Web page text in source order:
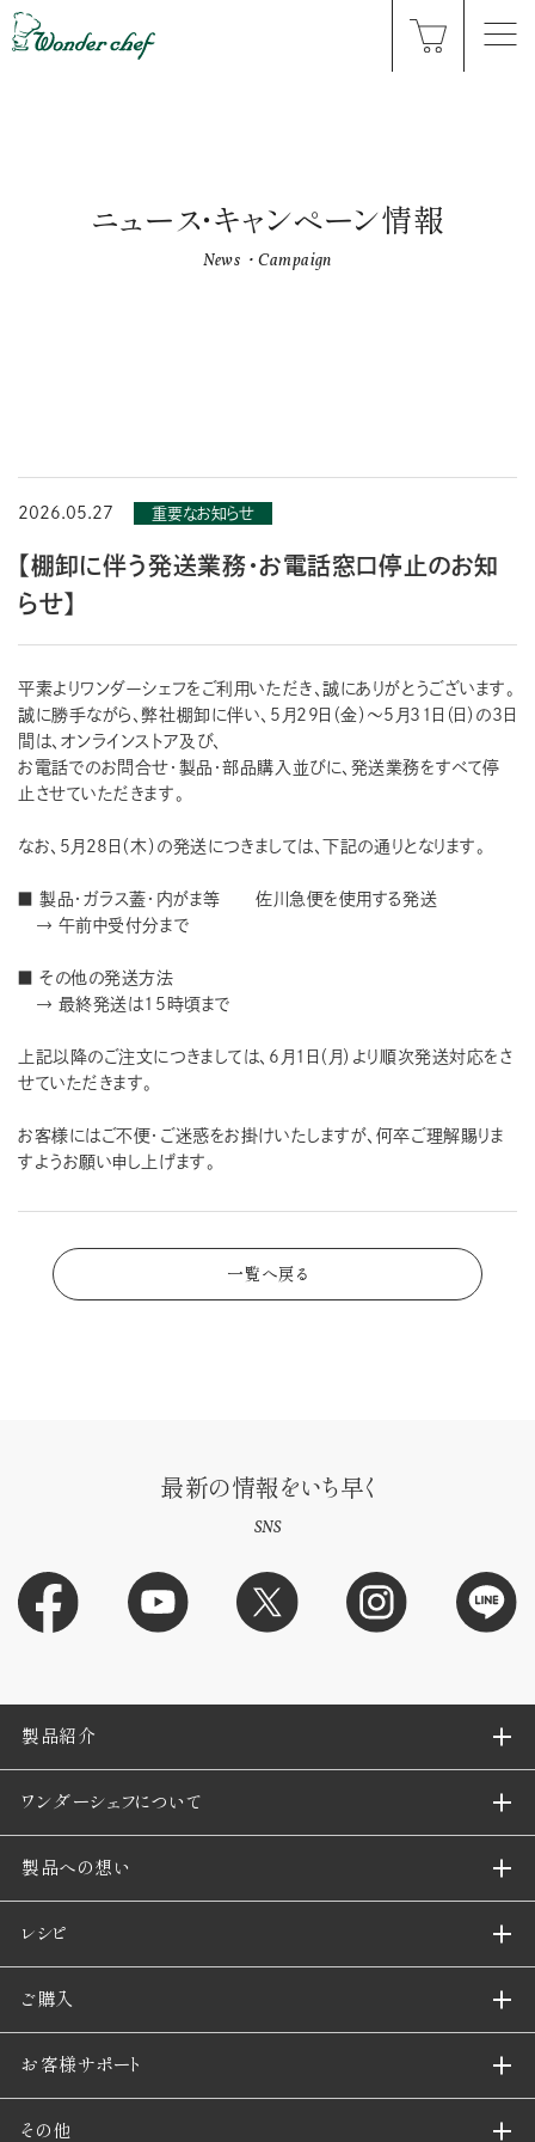
ニュース・キャンペーン情報
News・Campaign
2026.05.27 重要なお知らせ
【棚卸に伴う発送業務・お電話窓口停止のお知
らせ】
平素よりワンダーシェフをご利用いただき、誠にありがとうございます。
誠に勝手ながら、弊社棚卸に伴い、5月29日（金）～5月31日（日）の3日
間は、オンラインストア及び、
お電話でのお問合せ・製品・部品購入並びに、発送業務をすべて停
止させていただきます。
なお、5月28日（木）の発送につきましては、下記の通りとなります。
■ 製品・ガラス蓋・内がま等 佐川急便を使用する発送
→ 午前中受付分まで
■ その他の発送方法
→ 最終発送は15時頃まで
上記以降のご注文につきましては、6月1日（月）より順次発送対応をさ
せていただきます。
お客様にはご不便・ご迷惑をお掛けいたしますが、何卒ご理解賜りま
すようお願い申し上げます。
一覧へ戻る
最新の情報をいち早く
SNS
製品紹介
ワンダーシェフについて
製品への想い
レシピ
ご購入
お客様サポート
その他